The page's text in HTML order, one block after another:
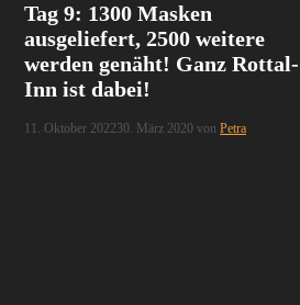
Tag 9: 1300 Masken
ausgeliefert, 2500 weitere
werden genäht! Ganz Rottal-
Inn ist dabei!
11. Oktober 202230. März 2020 vonPetra